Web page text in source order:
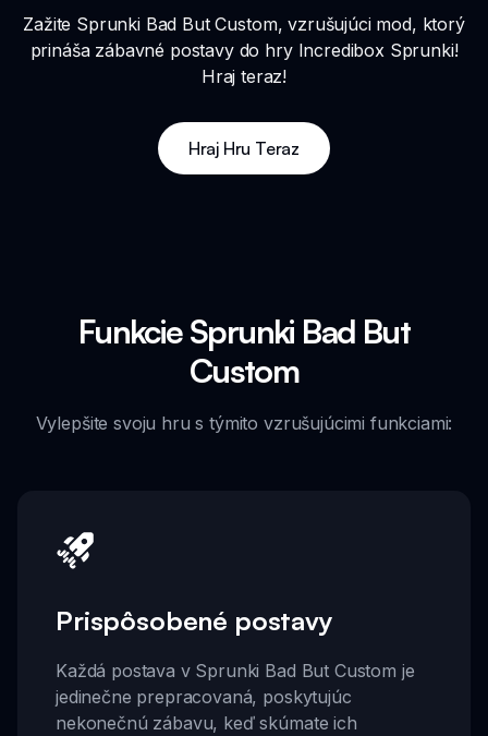
Zažite Sprunki Bad But Custom, vzrušujúci mod, ktorý
prináša zábavné postavy do hry Incredibox Sprunki!
Hraj teraz!
Hraj Hru Teraz
Funkcie Sprunki Bad But
Custom
Vylepšite svoju hru s týmito vzrušujúcimi funkciami:
Prispôsobené postavy
Každá postava v Sprunki Bad But Custom je
jedinečne prepracovaná, poskytujúc
nekonečnú zábavu, keď skúmate ich